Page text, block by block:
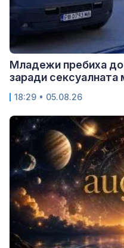
Младежи пребиха
заради сексуалната
18:29 • 05.08.26